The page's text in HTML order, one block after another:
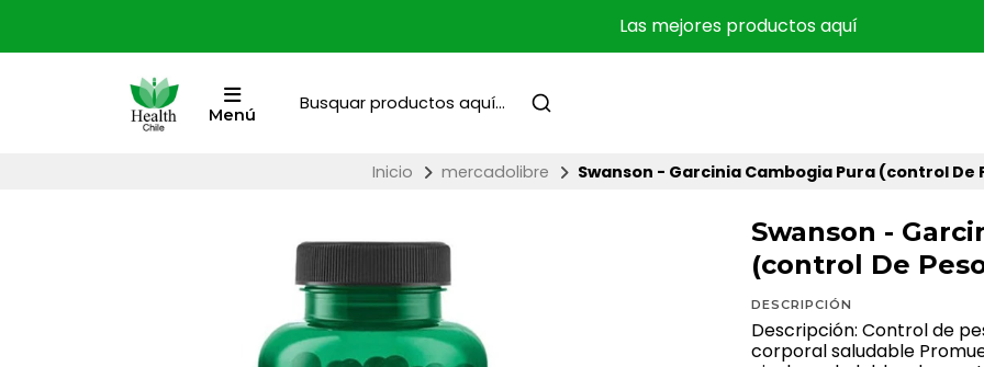
Las mejores productos aquí
Menú
Inicio mercadolibre Swanson - Garcinia Cambogia Pura (control De
Swanson -
(control De
DESCRIPCIÓN
Descripción: Control de
corporal saludable